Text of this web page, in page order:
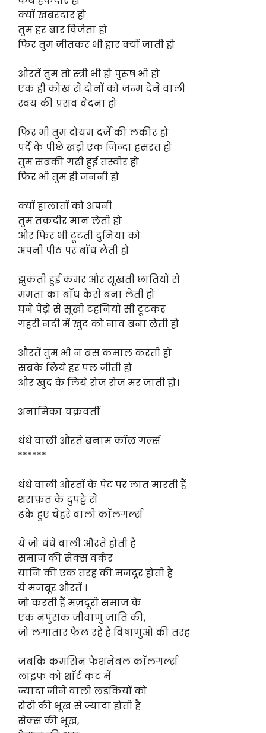
क्यों खबरदार हो
तुम हर बार विजेता हो
फिर तुम जीतकर भी हार क्यों जाती हो
औरतें तुम तो स्त्री भी हो पुरूष भी हो
एक ही कोख से दोनों को जन्म देने वाली
स्वयं की प्रसव वेदना हो
फिर भी तुम दोयम दर्जे की लकीर हो
पर्दे के पीछे खड़ी एक जिन्दा हसरत हो
तुम सबकी गढ़ी हुई तस्वीर हो
फिर भी तुम ही जननी हो
क्यों हालातों को अपनी
तुम तक़दीर मान लेती हो
और फिर भी टूटती दुनिया को
अपनी पीठ पर बाँध लेती हो
झुकती हुई कमर और सूखती छातियों से
ममता का बाँध कैसे बना लेती हो
घने पेड़ों से सूखी टहनियों सी टूटकर
गहरी नदी में खुद को नाव बना लेती हो
औरतें तुम भी न बस कमाल करती हो
सबके लिये हर पल जीती हो
और खुद के लिये रोज रोज मर जाती हो।
अनामिका चक्रवर्ती
धंधे वाली औरते बनाम कॉल गर्ल्स
******
धंधे वाली औरतों के पेट पर लात मारती हैं
शराफ़त के दुपट्टे से
ढके हुए चेहरे वाली काॅलगर्ल्स
ये जो धंधे वाली औरतें होती हैं
समाज की सेक्स वर्कर
यानि की एक तरह की मजदूर होती हैं
ये मजबूर औरतें ।
जो करती हैं मज़दूरी समाज के
एक नपुंसक जीवाणु जाति की,
जो लगातार फैल रहे हैं विषाणुओं की तरह
जबकि कमसिन फैशनेबल काॅलगर्ल्स
लाइफ को शाॅर्ट कट में
ज्यादा जीने वाली लड़कियों को
रोटी की भूख से ज्यादा होती है
सेक्स की भूख,